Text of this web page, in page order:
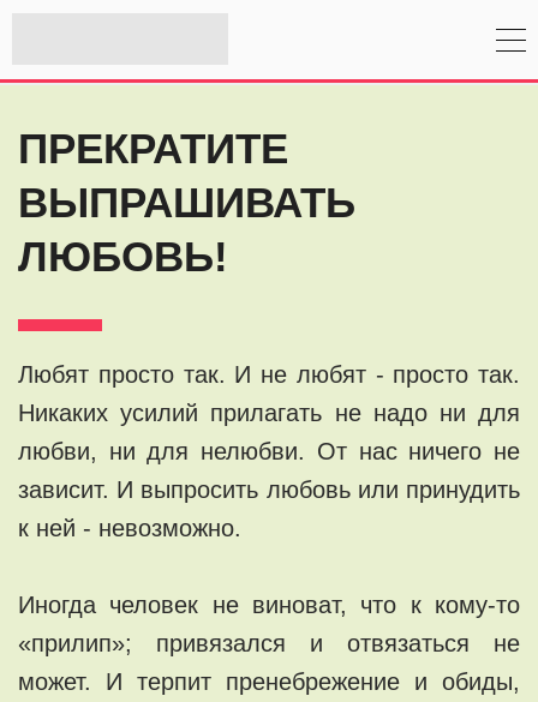
ПРЕКРАТИТЕ
ВЫПРАШИВАТЬ
ЛЮБОВЬ!
Любят просто так. И не любят - просто так.
Никаких усилий прилагать не надо ни для
любви, ни для нелюбви. От нас ничего не
зависит. И выпросить любовь или принудить
к ней - невозможно.
Иногда человек не виноват, что к кому-то
«прилип»; привязался и отвязаться не
может. И терпит пренебрежение и обиды,